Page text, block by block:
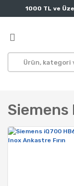
1000 TL ve
Siemens